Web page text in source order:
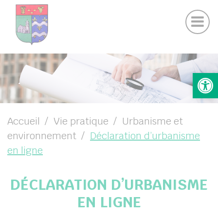
( VOTRE MAIRIE )
( VOTRE COMMUNE )
( VIE PRATIQUE )
( VIE LOCALE )
Actualités Chamigny Journal de la Commune
Suivez-nous sur Facebook
Suivez-nous sur Instagram
Accueil Vie pratique
Urbanisme et
environnement
Déclaration d’urbanisme
en ligne
DÉCLARATION D’URBANISME
EN LIGNE
Panneau de gestion des cookies